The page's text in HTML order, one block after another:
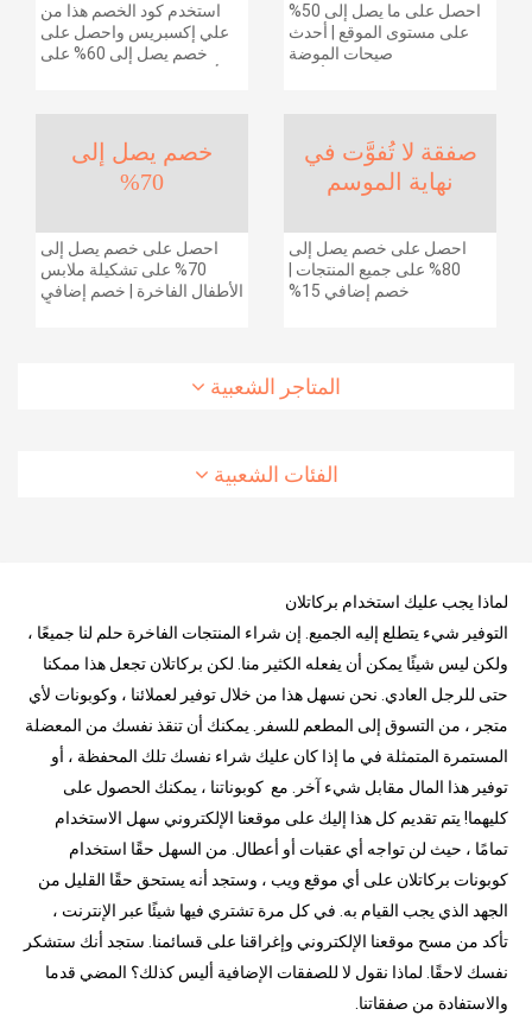
استخدم كود الخصم هذا من
علي إكسبريس واحصل على
خصم يصل إلى 60% على
الطلبات التي تزيد قيمتها عن
1425 ريالًا سعوديًا | شحن مج
احصل على ما يصل إلى 50%
على مستوى الموقع | أحدث
صيحات الموضة
خصم يصل إلى
70%
احصل على خصم يصل إلى
70% على تشكيلة ملابس
الأطفال الفاخرة | خصم إضافي
صفقة لا تُفوَّت في
نهاية الموسم
احصل على خصم يصل إلى
80% على جميع المنتجات |
خصم إضافي 15%
المتاجر الشعبية
الفئات الشعبية
لماذا يجب عليك استخدام بركاتلان
التوفير شيء يتطلع إليه الجميع. إن شراء المنتجات الفاخرة حلم لنا جميعًا ،
ولكن ليس شيئًا يمكن أن يفعله الكثير منا. لكن بركاتلان تجعل هذا ممكنا
حتى للرجل العادي. نحن نسهل هذا من خلال توفير لعملائنا ، وكوبونات لأي
متجر ، من التسوق إلى المطعم للسفر. يمكنك أن تنقذ نفسك من المعضلة
المستمرة المتمثلة في ما إذا كان عليك شراء نفسك تلك المحفظة ، أو
توفير هذا المال مقابل شيء آخر. مع كوبوناتنا ، يمكنك الحصول على
كليهما! يتم تقديم كل هذا إليك على موقعنا الإلكتروني سهل الاستخدام
تمامًا ، حيث لن تواجه أي عقبات أو أعطال. من السهل حقًا استخدام
كوبونات بركاتلان على أي موقع ويب ، وستجد أنه يستحق حقًا القليل من
الجهد الذي يجب القيام به. في كل مرة تشتري فيها شيئًا عبر الإنترنت ،
تأكد من مسح موقعنا الإلكتروني وإغراقنا على قسائمنا. ستجد أنك ستشكر
نفسك لاحقًا. لماذا نقول لا للصفقات الإضافية أليس كذلك؟ المضي قدما
والاستفادة من صفقاتنا.